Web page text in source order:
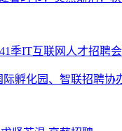
季IT互联网人才招聘
孵化园、智联招聘